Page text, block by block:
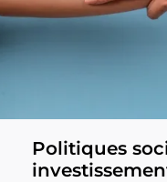
Politiques